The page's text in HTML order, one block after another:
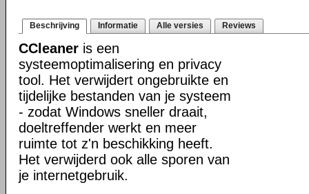
Beschrijving Informatie Alle versies Reviews
CCleaner is een
systeemoptimalisering en privacy
tool. Het verwijdert ongebruikte en
tijdelijke bestanden van je systeem
- zodat Windows sneller draait,
doeltreffender werkt en meer
ruimte tot z'n beschikking heeft.
Het verwijderd ook alle sporen van
je internetgebruik.